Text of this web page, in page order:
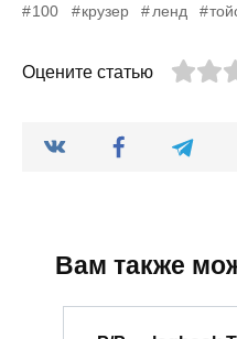
100 крузер ленд
Оцените статью
Вам также